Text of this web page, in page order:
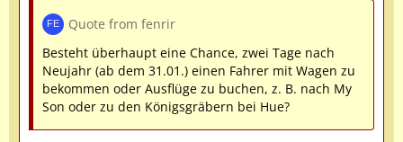
Quote from fenrir
Besteht überhaupt eine Chance, zwei Tage nach
Neujahr (ab dem 31.01.) einen Fahrer mit Wagen zu
bekommen oder Ausflüge zu buchen, z. B. nach My
Son oder zu den Königsgräbern bei Hue?